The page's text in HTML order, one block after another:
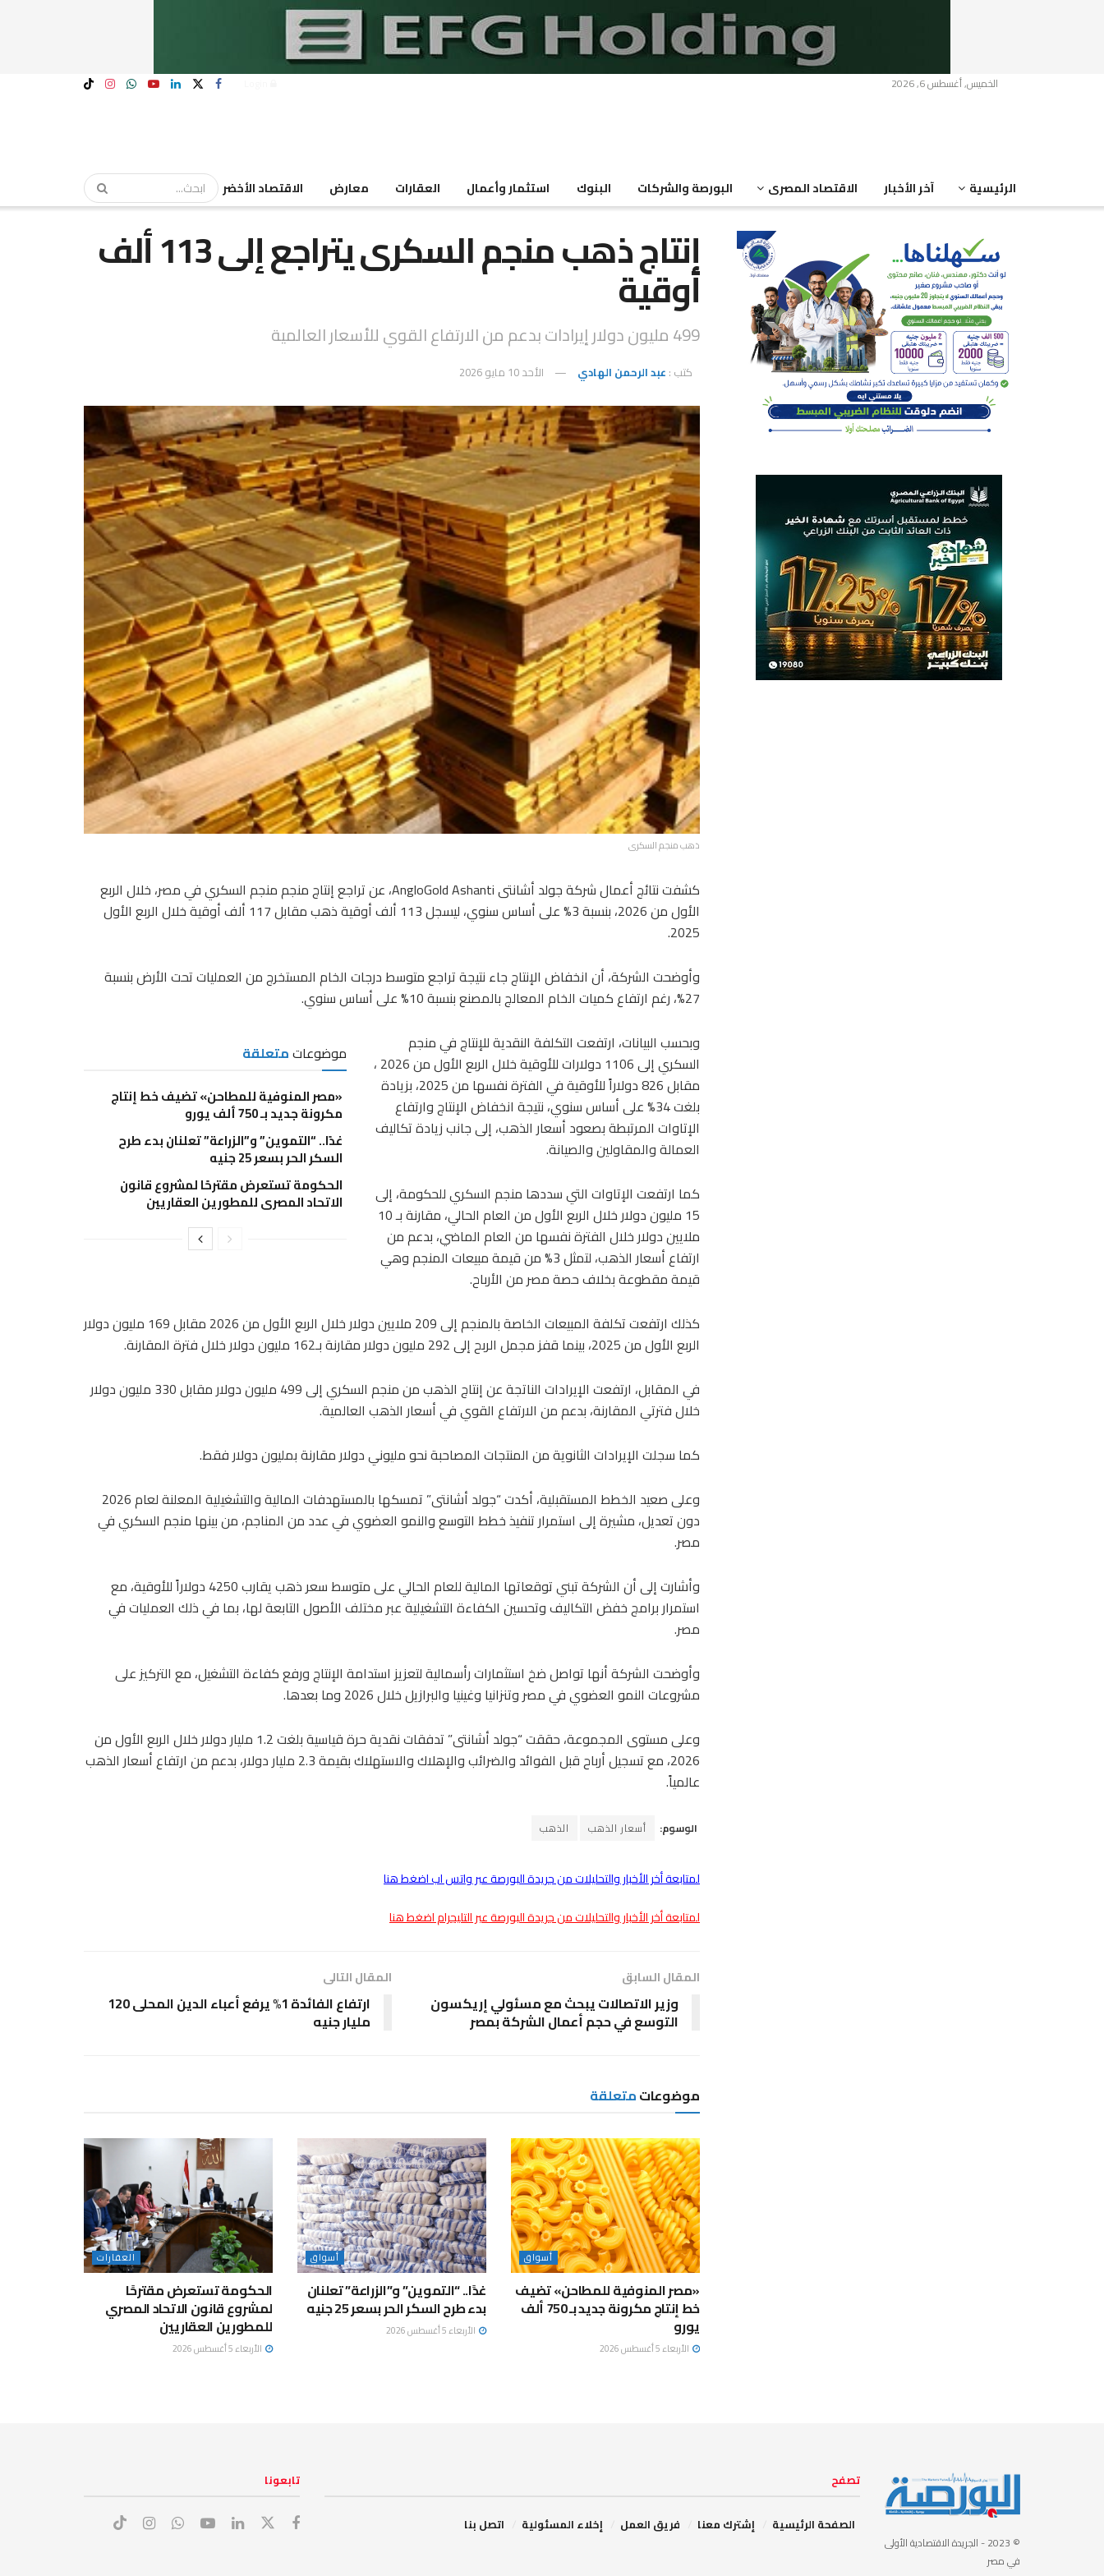
الخميس, أغسطس 6, 2026
الرئيسية آخر الأخبار الاقتصاد المصرى البورصة والشركات البنوك استثمار وأعمال العقارات معارض الاقتصاد الأخضر
إنتاج ذهب منجم السكرى يتراجع إلى 113 ألف
أوقية
499 مليون دولار إيرادات بدعم من الارتفاع القوي للأسعار العالمية
كتب : عبد الرحمن الهادي الأحد 10 مايو 2026
ذهب منجم السكرى
كشفت نتائج أعمال شركة جولد أشانتى AngloGold Ashanti، عن تراجع إنتاج منجم منجم السكري في مصر، خلال الربع
الأول من 2026، بنسبة 3% على أساس سنوي، ليسجل 113 ألف أوقية ذهب مقابل 117 ألف أوقية خلال الربع الأول
2025.
وأوضحت الشركة، أن انخفاض الإنتاج جاء نتيجة تراجع متوسط درجات الخام المستخرج من العمليات تحت الأرض بنسبة
27%، رغم ارتفاع كميات الخام المعالج بالمصنع بنسبة 10% على أساس سنوي.
موضوعاتمتعلقة
«مصر المنوفية للمطاحن» تضيف خط إنتاج
مكرونة جديد بـ 750 ألف يورو
غدًا.. “التموين” و”الزراعة” تعلنان بدء طرح
السكر الحر بسعر 25 جنيه
الحكومة تستعرض مقترحًا لمشروع قانون
الاتحاد المصري للمطورين العقاريين
وبحسب البيانات، ارتفعت التكلفة النقدية للإنتاج في منجم
السكري إلى 1106 دولارات للأوقية خلال الربع الأول من 2026 ،
مقابل 826 دولاراً للأوقية في الفترة نفسها من 2025، بزيادة
بلغت 34% على أساس سنوي، نتيجة انخفاض الإنتاج وارتفاع
الإتاوات المرتبطة بصعود أسعار الذهب، إلى جانب زيادة تكاليف
العمالة والمقاولين والصيانة.
كما ارتفعت الإتاوات التي سددها منجم السكري للحكومة، إلى
15 مليون دولار خلال الربع الأول من العام الحالي، مقارنة بـ 10
ملايين دولار خلال الفترة نفسها من العام الماضي، بدعم من
ارتفاع أسعار الذهب، لتمثل 3% من قيمة مبيعات المنجم وهي
قيمة مقطوعة بخلاف حصة مصر من الأرباح.
كذلك ارتفعت تكلفة المبيعات الخاصة بالمنجم إلى 209 ملايين دولار خلال الربع الأول من 2026 مقابل 169 مليون دولار
الربع الأول من 2025، بينما قفز مجمل الربح إلى 292 مليون دولار مقارنة بـ162 مليون دولار خلال فترة المقارنة.
في المقابل، ارتفعت الإيرادات الناتجة عن إنتاج الذهب من منجم السكري إلى 499 مليون دولار مقابل 330 مليون دولار
خلال فترتي المقارنة، بدعم من الارتفاع القوي في أسعار الذهب العالمية.
كما سجلت الإيرادات الثانوية من المنتجات المصاحبة نحو مليوني دولار مقارنة بمليون دولار فقط.
وعلى صعيد الخطط المستقبلية، أكدت “جولد أشانتى” تمسكها بالمستهدفات المالية والتشغيلية المعلنة لعام 2026
دون تعديل، مشيرة إلى استمرار تنفيذ خطط التوسع والنمو العضوي في عدد من المناجم، من بينها منجم السكري في
مصر.
وأشارت إلى أن الشركة تبني توقعاتها المالية للعام الحالي على متوسط سعر ذهب يقارب 4250 دولاراً للأوقية، مع
استمرار برامج خفض التكاليف وتحسين الكفاءة التشغيلية عبر مختلف الأصول التابعة لها، بما في ذلك العمليات في
مصر.
وأوضحت الشركة أنها تواصل ضخ استثمارات رأسمالية لتعزيز استدامة الإنتاج ورفع كفاءة التشغيل، مع التركيز على
مشروعات النمو العضوي في مصر وتنزانيا وغينيا والبرازيل خلال 2026 وما بعدها.
وعلى مستوى المجموعة، حققت “جولد أشانتى” تدفقات نقدية حرة قياسية بلغت 1.2 مليار دولار خلال الربع الأول من
2026، مع تسجيل أرباح قبل الفوائد والضرائب والإهلاك والاستهلاك بقيمة 2.3 مليار دولار، بدعم من ارتفاع أسعار الذهب
عالمياً.
الوسوم: أسعار الذهب الذهب
لمتابعة أخر الأخبار والتحليلات من جريدة البورصة عبر واتس اب اضغط هنا
لمتابعة أخر الأخبار والتحليلات من جريدة البورصة عبر التليجرام اضغط هنا
المقال السابق
وزير الاتصالات يبحث مع مسئولي إريكسون
التوسع في حجم أعمال الشركة بمصر
المقال التالى
ارتفاع الفائدة 1% يرفع أعباء الدين المحلى 120
مليار جنيه
موضوعاتمتعلقة
أسواق
«مصر المنوفية للمطاحن» تضيف
خط إنتاج مكرونة جديد بـ 750 ألف
يورو
الأربعاء 5 أغسطس 2026
أسواق
غدًا.. “التموين” و”الزراعة” تعلنان
بدء طرح السكر الحر بسعر 25 جنيه
الأربعاء 5 أغسطس 2026
العقارات
الحكومة تستعرض مقترحًا
لمشروع قانون الاتحاد المصري
للمطورين العقاريين
الأربعاء 5 أغسطس 2026
© 2023
- الجريدة الاقتصادية الأولى
في مصر
تصفح
الصفحة الرئيسية إشترك معنا فريق العمل إخلاء المسئولية اتصل بنا
تابعونا